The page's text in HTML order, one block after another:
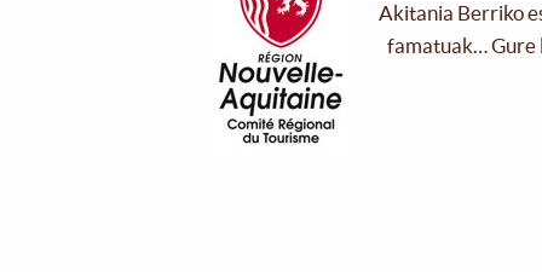
Akitania Berriko
famatuak… Gure